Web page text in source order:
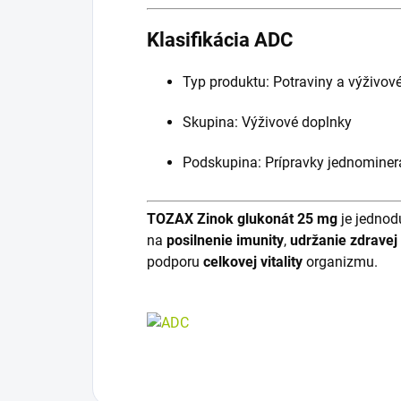
Klasifikácia ADC
Typ produktu: Potraviny a
Skupina: Výživové doplnky
Podskupina: Prípravky
TOZAX Zinok glukonát 25 mg je
na posilnenie imunity, udržanie
podporu celkovej vitality organizmu.